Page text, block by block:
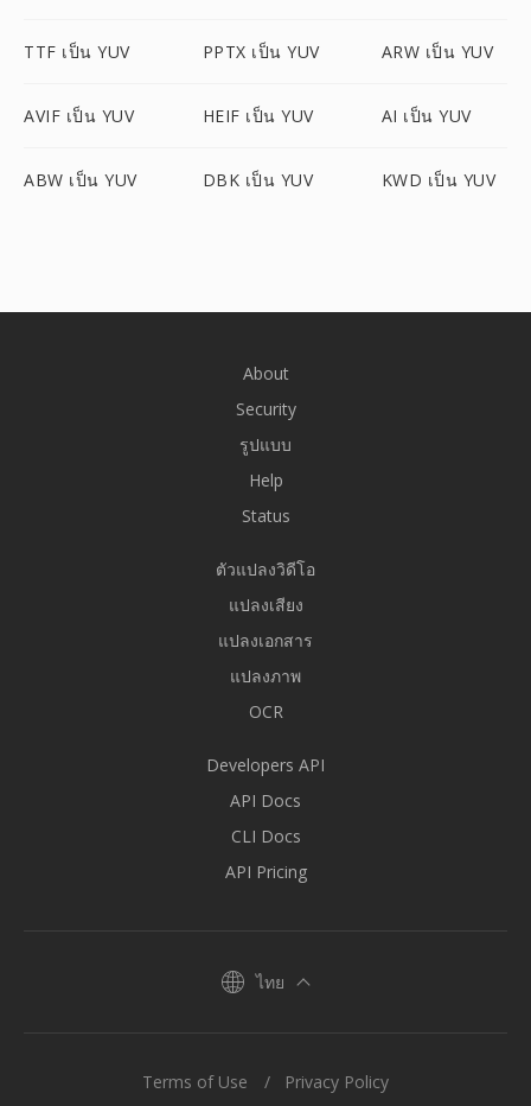
TTF เป็น YUV PPTX เป็น YUV ARW เป็น YUV
AVIF เป็น YUV HEIF เป็น YUV AI เป็น YUV
ABW เป็น YUV DBK เป็น YUV KWD เป็น YUV
About
Security
รูปแบบ
Help
Status
ตัวแปลงวิดีโอ
แปลงเสียง
แปลงเอกสาร
แปลงภาพ
OCR
Developers API
API Docs
CLI Docs
API Pricing
ไทย
Terms of Use Privacy Policy